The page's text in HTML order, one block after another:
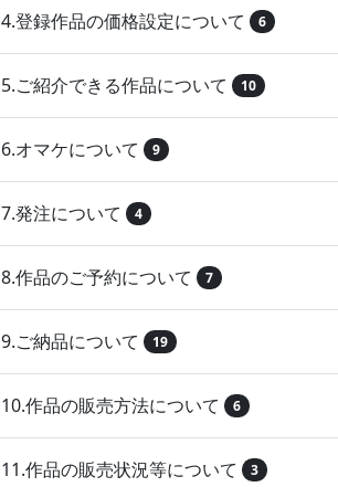
4.登録作品の価格設定について 6
5.ご紹介できる作品について 10
6.オマケについて 9
7.発注について 4
8.作品のご予約について 7
9.ご納品について 19
10.作品の販売方法について 6
11.作品の販売状況等について 3